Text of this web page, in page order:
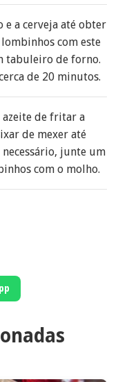
a cerveja até obter
com este
tabuleiro de forno.
de 20 minutos.
azeite de fritar a
de mexer até
junte um
com o molho.